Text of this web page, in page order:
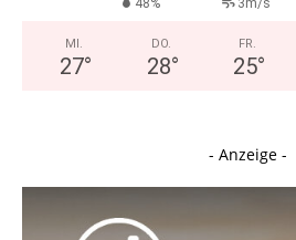
48% 3m/s
MI.
27°
DO.
28°
FR.
25°
- Anzeige -